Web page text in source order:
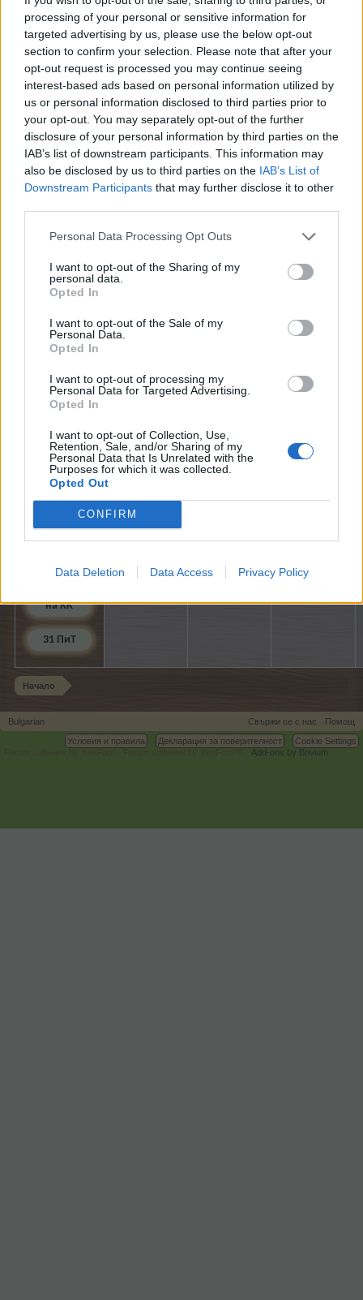
processing of your personal or sensitive information for
targeted advertising by us, please use the below opt-out
section to confirm your selection. Please note that after your
opt-out request is processed you may continue seeing
interest-based ads based on personal information utilized by
us or personal information disclosed to third parties prior to
your opt-out. You may separately opt-out of the further
disclosure of your personal information by third parties on the
IAB’s list of downstream participants. This information may
also be disclosed by us to third parties on the IAB’s List of
Downstream Participants that may further disclose it to other
Personal Data Processing Opt Outs
I want to opt-out of the Sharing of my
personal data.
Opted In
I want to opt-out of the Sale of my
Personal Data.
Opted In
I want to opt-out of processing my
Personal Data for Targeted Advertising.
Opted In
I want to opt-out of Collection, Use,
Retention, Sale, and/or Sharing of my
Personal Data that Is Unrelated with the
Purposes for which it was collected.
Opted Out
CONFIRM
Data Deletion Data Access Privacy Policy
20 Ново
животно в
селекциит
е
24
Серия от
стикери -
край на
сезон 7
25
Серия от
стикери -
сезон 7
26
Серия от
стикери -
край на
сезон 7
Серия от
стикери -
сезон 7
21-27
Поредица
куестове
селектира
не
13-31
13-31
Летен
20-31 Евент
с пасианси
28-31 Куест
със стоки
от
плевнята
30-31 Нов
на КК
31 ПиТ
Начало
Bulgarian Свържи се с нас
Помощ
Условия и правила
Декларация за поверителност
Cookie Settings
Add-ons by Brivium